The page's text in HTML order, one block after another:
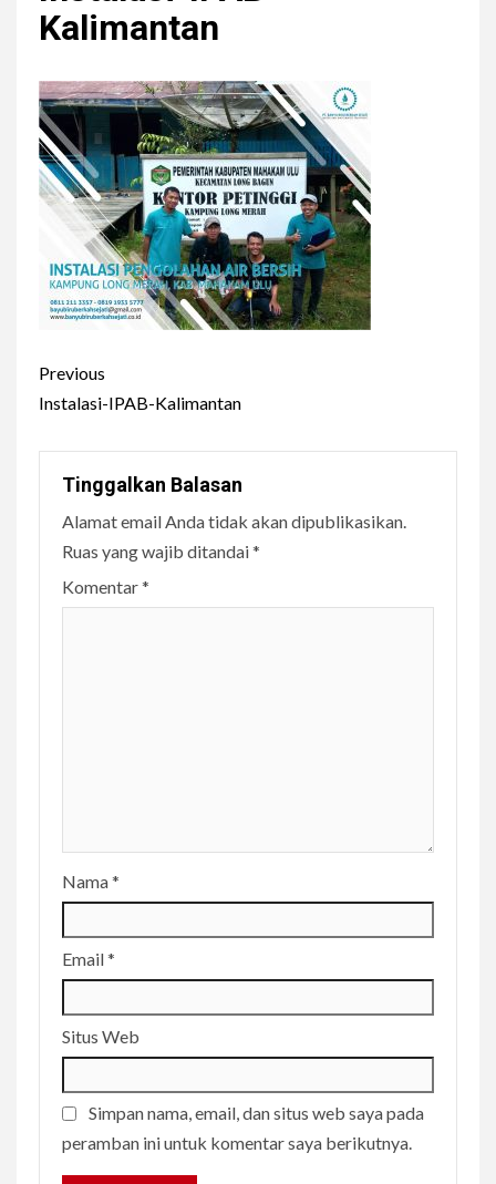
r
y
e
n
u
Kalimantan
C
o
n
Previous
Instalasi-IPAB-Kalimantan
Tinggalkan Balasan
Alamat email Anda tidak akan dipublikasikan.
Ruas yang wajib ditandai*
Komentar*
Nama*
Email*
Situs Web
Simpan nama, email, dan situs web saya pada
peramban ini untuk komentar saya berikutnya.